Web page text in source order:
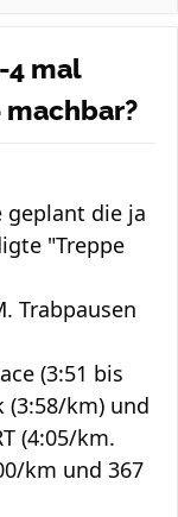
4 mal
machbar?
geplant die ja
"Treppe
Trabpausen
(3:51 bis
(3:58/km) und
(4:05/km.
km und 367